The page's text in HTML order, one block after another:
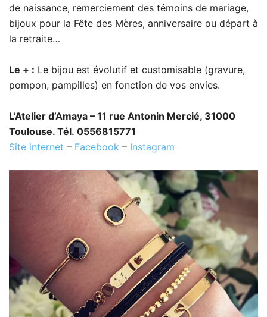
de naissance, remerciement des témoins de mariage,
bijoux pour la Fête des Mères, anniversaire ou départ à
la retraite…
Le + : Le bijou est évolutif et customisable (gravure,
pompon, pampilles) en fonction de vos envies.
L’Atelier d’Amaya – 11 rue Antonin Mercié, 31000
Toulouse. Tél. 0556815771
Site internet – Facebook – Instagram